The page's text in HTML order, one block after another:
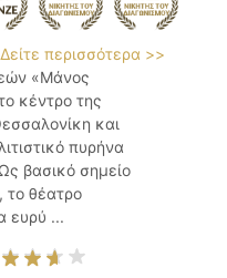
Δείτε περισσότερα >>
«Μάνος
κέντρο της
και
πυρήνα
βασικό σημείο
το θέατρο
ευρύ ...